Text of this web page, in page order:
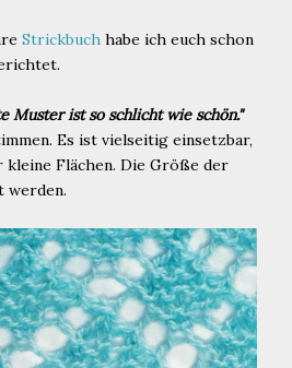
Strickbuch habe ich euch schon
Muster ist so schlicht wie schön."
Es ist vielseitig einsetzbar,
Flächen. Die Größe der
werden.